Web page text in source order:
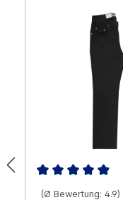
(Ø Bewertung: 4.9)